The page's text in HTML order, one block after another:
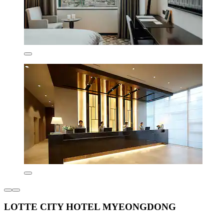
LOTTE CITY HOTEL MYEONGDONG